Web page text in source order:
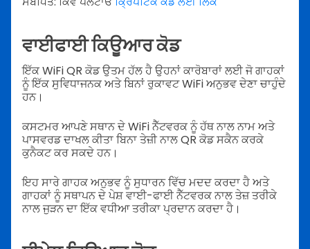
ਵਾਈਫਾਈ ਕਿਊਆਰ ਕੋਡ
ਇੱਕ WiFi QR ਕੋਡ ਉਤਮ ਹੱਲ ਹੈ ਉਹਨਾਂ ਕਾਰੋਬਾਰਾਂ ਲਈ ਜੋ ਗਾਹਕਾਂ
ਨੂੰ ਇੱਕ ਸੁਵਿਧਾਜਨਕ ਅਤੇ ਬਿਨਾਂ ਰੁਕਾਵਟ WiFi ਅਨੁਭਵ ਦੇਣਾ ਚਾਹੁੰਦੇ
ਹਨ।
ਕਸਟਮਰ ਆਪਣੇ ਸਥਾਨ ਦੇ WiFi ਨੈੱਟਵਰਕ ਨੂੰ ਹੱਥ ਨਾਲ ਨਾਮ ਅਤੇ
ਪਾਸਵਰਡ ਦਾਖਲ ਕੀਤਾ ਬਿਨਾ ਤੇਜ਼ੀ ਨਾਲ QR ਕੋਡ ਸਕੈਨ ਕਰਕੇ
ਕੁਨੈਕਟ ਕਰ ਸਕਦੇ ਹਨ।
ਇਹ ਸਾਰੇ ਗਾਹਕ ਅਨੁਭਵ ਨੂੰ ਸੁਧਾਰਨ ਵਿੱਚ ਮਦਦ ਕਰਦਾ ਹੈ ਅਤੇ
ਗਾਹਕਾਂ ਨੂੰ ਸਥਾਪਨ ਦੇ ਪੇਸ਼ ਵਾਈ-ਫਾਈ ਨੈੱਟਵਰਕ ਨਾਲ ਤੇਜ਼ ਤਰੀਕੇ
ਨਾਲ ਜੁੜਨ ਦਾ ਇੱਕ ਵਧੀਆ ਤਰੀਕਾ ਪ੍ਰਦਾਨ ਕਰਦਾ ਹੈ।